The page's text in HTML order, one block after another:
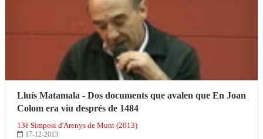
Lluís Matamala - Dos documents que avalen que En Joan
Colom era viu després de 1484
13è Simposi d'Arenys de Munt (2013)
17-12-2013